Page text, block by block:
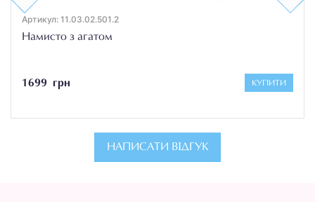
Артикул: 11.03.02.501.2
Намисто з агатом
1699 грн КУПИТИ
НАПИСАТИ ВІДГУК